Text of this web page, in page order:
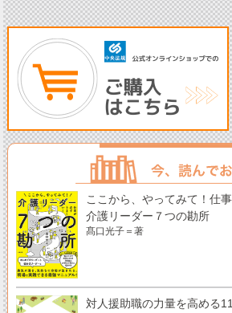
ここから、やってみて！仕
介護リーダー７つの勘所
髙口光子＝著
対人援助職の力量を高める